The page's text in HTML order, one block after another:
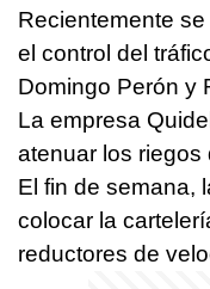
Recientemente
el control del
Domingo Perón y
La empresa
atenuar los riegos
El fin de semana,
colocar la
reductores de